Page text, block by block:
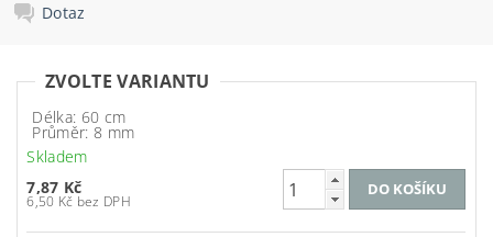
Dotaz
ZVOLTE VARIANTU
Délka: 60 cm
Průměr: 8 mm
Skladem
7,87 Kč
6,50 Kč bez DPH